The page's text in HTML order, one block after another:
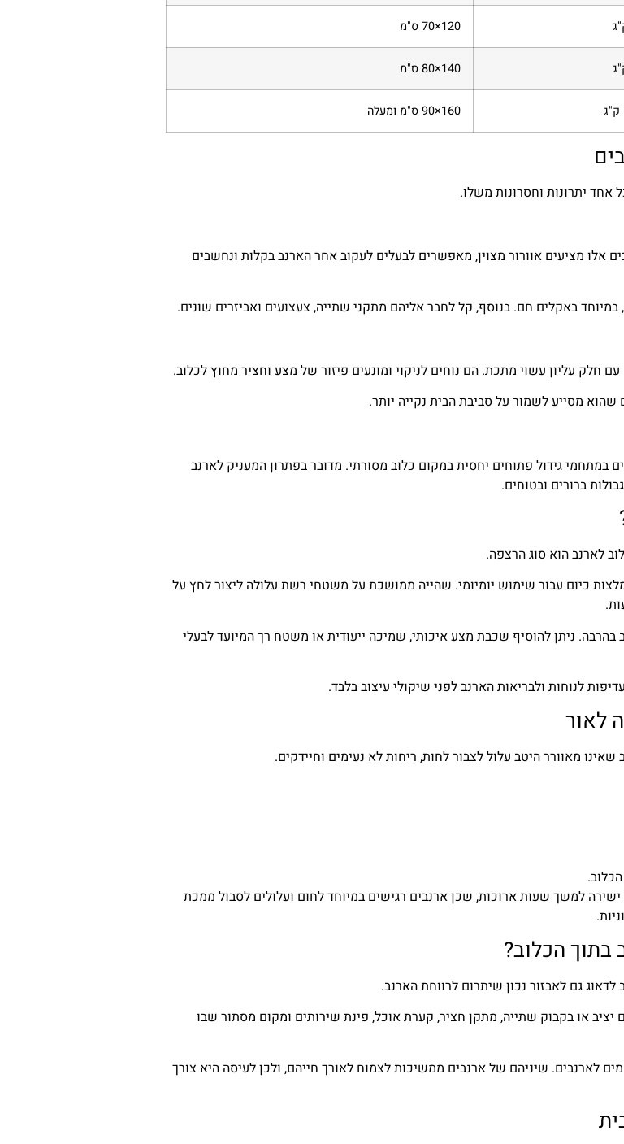
120×70 ס"מ
140×80 ס"מ
160×90 ס"מ ומעלה
אחד יתרונות וחסרונות משלו.
אלו מציעים אוורור מצוין, מאפשרים לבעלים לעקוב אחר הארנב בקלות ונחשבים
במיוחד באקלים חם. בנוסף, קל לחבר אליהם מתקני שתייה, צעצועים ואביזרים שונים.
חלק עליון עשוי מתכת. הם נוחים לניקוי ומונעים פיזור של מצע וחציר מחוץ לכלוב.
מסייע לשמור על סביבת הבית נקייה יותר.
במתחמי גידול פתוחים יחסית במקום כלוב מסורתי. מדובר בפתרון המעניק לארנב
ברורים ובטוחים.
לארנב הוא סוג הרצפה.
כיום עבור שימוש יומיומי. שהייה ממושכת על משטחי רשת עלולה ליצור לחץ על
ניתן להוסיף שכבת מצע איכותי, שמיכה ייעודית או משטח רך המיועד לבעלי
לנוחות ולבריאות הארנב לפני שיקולי עיצוב בלבד.
לאור
מאוורר היטב עלול לצבור לחות, ריחות לא נעימים וחיידקים.
למשך שעות ארוכות, שכן ארנבים רגישים במיוחד לחום ועלולים לסבול ממכת
בתוך הכלוב?
גם לאבזור נכון שיתרום לרווחת הארנב.
יציב או בקבוק שתייה, מתקן חציר, קערת אוכל, פינת שירותים ומקום מסתור שבו
לארנבים. שיניהם של ארנבים ממשיכות לצמוח לאורך חייהם, ולכן לעיסה היא צורך